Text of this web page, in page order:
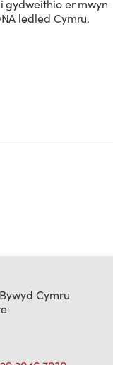
gydweithio er mwyn
ledled Cymru.
Cymru